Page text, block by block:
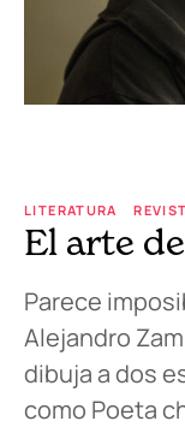
LITERATURA
El arte
Parece
Alejandro
dibuja a dos
como Poeta